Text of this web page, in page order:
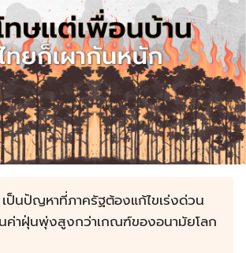
ป็นปัญหาที่ภาครัฐต้องแก้ไขเร่งด่วน
ค่าฝุ่นพุ่งสูงกว่าเกณฑ์ของอนามัยโลก